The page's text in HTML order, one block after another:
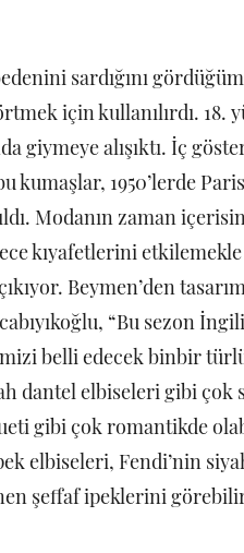
sardığını
için kullanılırdı. 18.
giymeye alışıktı. İç
kumaşlar, 1950’lerde
Modanın zaman
kıyafetlerini
Beymen’den
“Bu sezon
belli edecek binbir
dantel elbiseleri gibi
gibi çok romantikde
elbiseleri, Fendi’nin
şeffaf ipeklerini